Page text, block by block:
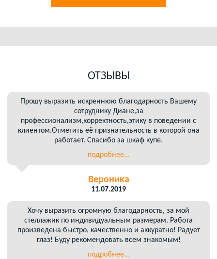
ОТЗЫВЫ
Прошу выразить искреннюю благодарность Вашему
сотруднику Диане,за
профессионализм,корректность,этику в поведении с
клиентом.Отметить её признательность в которой она
работает. Спасибо за шкаф купе.
подробнее...
Вероника
11.07.2019
Хочу выразить огромную благодарность, за мой
стеллажик по индивидуальным размерам. Работа
произведена быстро, качественно и аккуратно! Радует
глаз! Буду рекомендовать всем знакомым!
подробнее...